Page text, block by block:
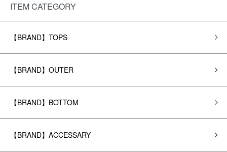
ITEM CATEGORY
【BRAND】TOPS
【BRAND】OUTER
【BRAND】BOTTOM
【BRAND】ACCESSARY